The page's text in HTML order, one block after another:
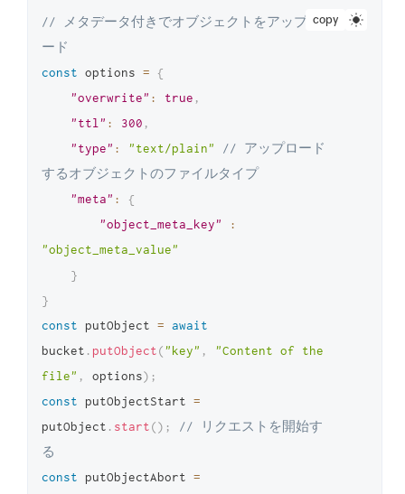
copy
// メタデータ付きでオブジェクトをアップロ
ード
const options =
{
"overwrite" : true ,
"ttl" : 300 ,
"type" : "text/plain"
// アップロード
するオブジェクトのファイルタイプ
"meta" :
{
"object_meta_key"
:
"object_meta_value"
}
}
const putObject = await
bucket . putObject("key" ,
"Content of the
file" , options) ;
const putObjectStart =
putObject . start() ;
// リクエストを開始す
る
const putObjectAbort =